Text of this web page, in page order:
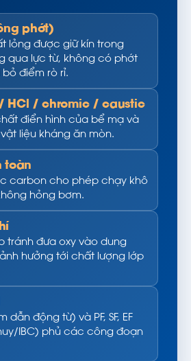
phớt)
lỏng được giữ kín trong
qua lực từ, không có phớt
điểm rò rỉ.
HCl / chromic / caustic
điển hình của bể mạ và
liệu kháng ăn mòn.
toàn
carbon cho phép chạy khô
hỏng bơm.
tránh đưa oxy vào dung
hưởng tới chất lượng lớp
dẫn động từ) và PF, SF, EF
IBC) phủ các công đoạn